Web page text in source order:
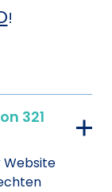
!
321
Website